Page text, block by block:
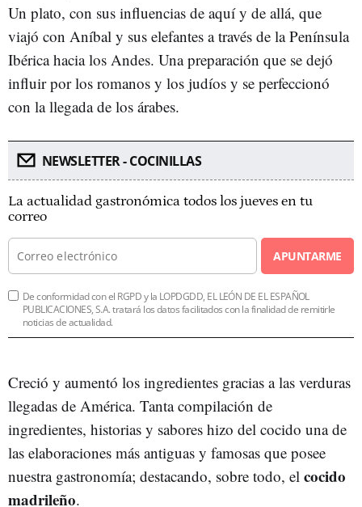
Un plato, con sus influencias de aquí y de allá, que
viajó con Aníbal y sus elefantes a través de la Península
Ibérica hacia los Andes. Una preparación que se dejó
influir por los romanos y los judíos y se perfeccionó
con la llegada de los árabes.
NEWSLETTER - COCINILLAS
La actualidad gastronómica todos los jueves en tu
correo
APUNTARME
De conformidad con el RGPD y la LOPDGDD, EL LEÓN DE EL ESPAÑOL
PUBLICACIONES, S.A. tratará los datos facilitados con la finalidad de remitirle
noticias de actualidad.
Creció y aumentó los ingredientes gracias a las verduras
llegadas de América. Tanta compilación de
ingredientes, historias y sabores hizo del cocido una de
las elaboraciones más antiguas y famosas que posee
nuestra gastronomía; destacando, sobre todo, el cocido
madrileño.